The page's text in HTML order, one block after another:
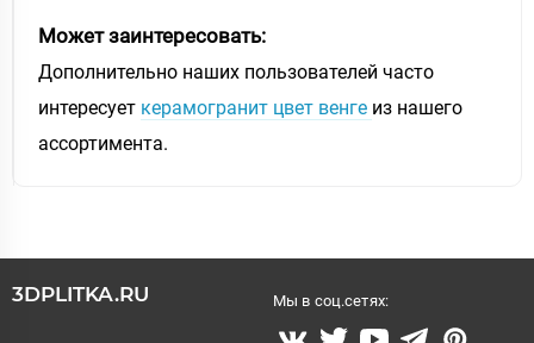
Может заинтересовать:
Дополнительно наших пользователей часто
интересует керамогранит цвет венге из нашего
ассортимента.
3DPLITKA.RU Мы в соц.сетях: